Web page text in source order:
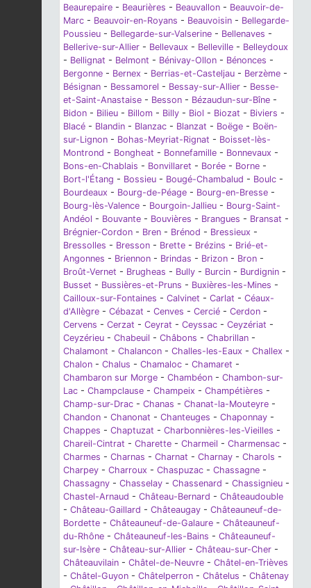
Beaurepaire - Beaurières - Beauvallon - Beauvoir-de-
Marc - Beauvoir-en-Royans - Beauvoisin - Bellegarde-
Poussieu - Bellegarde-sur-Valserine - Bellenaves -
Bellerive-sur-Allier - Bellevaux - Belleville - Belleydoux
- Bellignat - Belmont - Bénivay-Ollon - Bénonces -
Bergonne - Bernex - Berrias-et-Casteljau - Berzème -
Bésignan - Bessamorel - Bessay-sur-Allier - Besse-
et-Saint-Anastaise - Besson - Bézaudun-sur-Bîne -
Bidon - Bilieu - Billom - Billy - Biol - Biozat - Biviers -
Blacé - Blandin - Blanzac - Blanzat - Boëge - Boën-
sur-Lignon - Bohas-Meyriat-Rignat - Boisset-lès-
Montrond - Bongheat - Bonnefamille - Bonnevaux -
Bons-en-Chablais - Bonvillaret - Borée - Borne -
Bort-l'Étang - Bossieu - Bougé-Chambalud - Boulc -
Bourdeaux - Bourg-de-Péage - Bourg-en-Bresse -
Bourg-lès-Valence - Bourgoin-Jallieu - Bourg-Saint-
Andéol - Bouvante - Bouvières - Brangues - Bransat -
Brégnier-Cordon - Bren - Brénod - Bressieux -
Bressolles - Bresson - Brette - Brézins - Brié-et-
Angonnes - Briennon - Brindas - Brizon - Bron -
Broût-Vernet - Brugheas - Bully - Burcin - Burdignin -
Busset - Bussières-et-Pruns - Buxières-les-Mines -
Cailloux-sur-Fontaines - Calvinet - Carlat - Céaux-
d'Allègre - Cébazat - Cenves - Cercié - Cerdon -
Cervens - Cerzat - Ceyrat - Ceyssac - Ceyzériat -
Ceyzérieu - Chabeuil - Châbons - Chabrillan -
Chalamont - Chalancon - Challes-les-Eaux - Challex -
Chalon - Chalus - Chamaloc - Chamaret -
Chambaron sur Morge - Chambéon - Chambon-sur-
Lac - Champclause - Champeix - Champétières -
Champ-sur-Drac - Chanas - Chanat-la-Mouteyre -
Chandon - Chanonat - Chanteuges - Chaponnay -
Chappes - Chaptuzat - Charbonnières-les-Vieilles -
Chareil-Cintrat - Charette - Charmeil - Charmensac -
Charmes - Charnas - Charnat - Charnay - Charols -
Charpey - Charroux - Chaspuzac - Chassagne -
Chassagny - Chasselay - Chassenard - Chassignieu -
Chastel-Arnaud - Château-Bernard - Châteaudouble
- Château-Gaillard - Châteaugay - Châteauneuf-de-
Bordette - Châteauneuf-de-Galaure - Châteauneuf-
du-Rhône - Châteauneuf-les-Bains - Châteauneuf-
sur-Isère - Château-sur-Allier - Château-sur-Cher -
Châteauvilain - Châtel-de-Neuvre - Châtel-en-Trièves
- Châtel-Guyon - Châtelperron - Châtelus - Châtenay